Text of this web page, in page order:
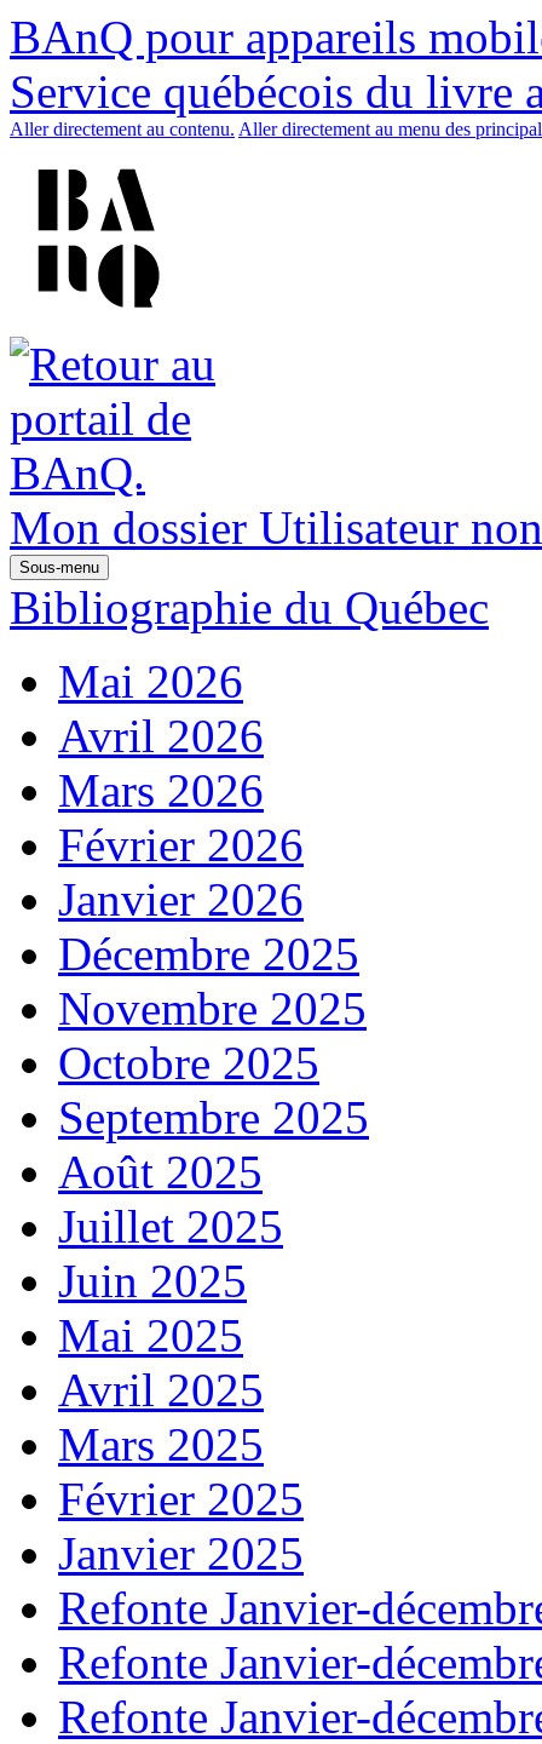
BAnQ pour appareils
Service québécois du livre
Aller directement au contenu. Aller directement au menu des
Mon dossier Utilisateur
Sous-menu
Bibliographie du Québec
Mai 2026
Avril 2026
Mars 2026
Février 2026
Janvier 2026
Décembre 2025
Novembre 2025
Octobre 2025
Septembre 2025
Août 2025
Juillet 2025
Juin 2025
Mai 2025
Avril 2025
Mars 2025
Février 2025
Janvier 2025
Refonte Janvier-
Refonte Janvier-
Refonte Janvier-